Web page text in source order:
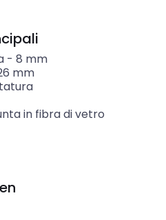
- 8 mm
mm
in fibra di vetro